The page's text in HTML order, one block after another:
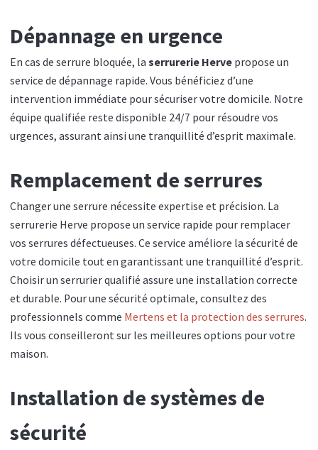
Dépannage en urgence
En cas de serrure bloquée, la serrurerie Herve propose un
service de dépannage rapide. Vous bénéficiez d’une
intervention immédiate pour sécuriser votre domicile. Notre
équipe qualifiée reste disponible 24/7 pour résoudre vos
urgences, assurant ainsi une tranquillité d’esprit maximale.
Remplacement de serrures
Changer une serrure nécessite expertise et précision. La
serrurerie Herve propose un service rapide pour remplacer
vos serrures défectueuses. Ce service améliore la sécurité de
votre domicile tout en garantissant une tranquillité d’esprit.
Choisir un serrurier qualifié assure une installation correcte
et durable. Pour une sécurité optimale, consultez des
professionnels comme Mertens et la protection des serrures.
Ils vous conseilleront sur les meilleures options pour votre
maison.
Installation de systèmes de
sécurité